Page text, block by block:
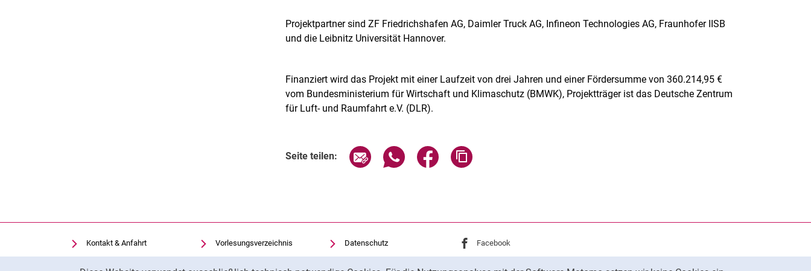
Projektpartner sind ZF Friedrichshafen AG, Daimler Truck AG, Infineon Technologies AG, Fraunhofer IISB
und die Leibnitz Universität Hannover.
Finanziert wird das Projekt mit einer Laufzeit von drei Jahren und einer Fördersumme von 360.214,95 €
vom Bundesministerium für Wirtschaft und Klimaschutz (BMWK), Projektträger ist das Deutsche Zentrum
für Luft- und Raumfahrt e.V. (DLR).
Seite teilen: Seite über E-Mail teilen
Seite über WhatsApp teilen (externer Link, öffnet neues Fenster)
Seite über Facebook teilen (externer Link, öffnet neues Fenster)
Kontakt & Anfahrt
Einrichtungen suchen
Vorlesungsverzeichnis
Uni-Bibliothek
Datenschutz
Barrierefreiheit
Externer Link: Universität Kassel auf
Facebook
Externer Link: Universität Kassel auf
Youtube(öffnet neues Fenster)